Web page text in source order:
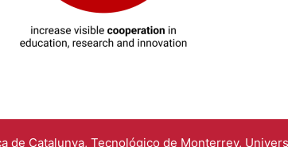
Catalunya, Tecnológico de Monterrey,